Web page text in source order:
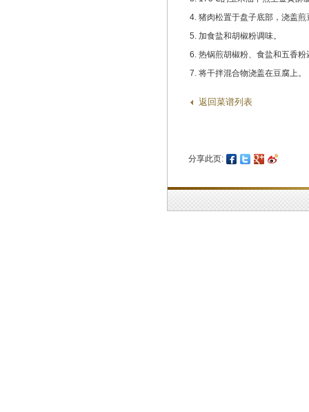
猪肉松置于盘子底部，浇盖煎
加食盐和胡椒粉调味。
热锅煎胡椒粉、食盐和五香
将干拌混合物浇盖在豆腐上。
返回菜谱列表
分享此页: